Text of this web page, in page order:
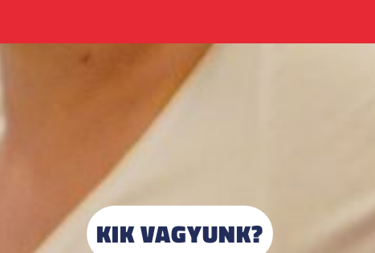
KIK VAGYUNK?